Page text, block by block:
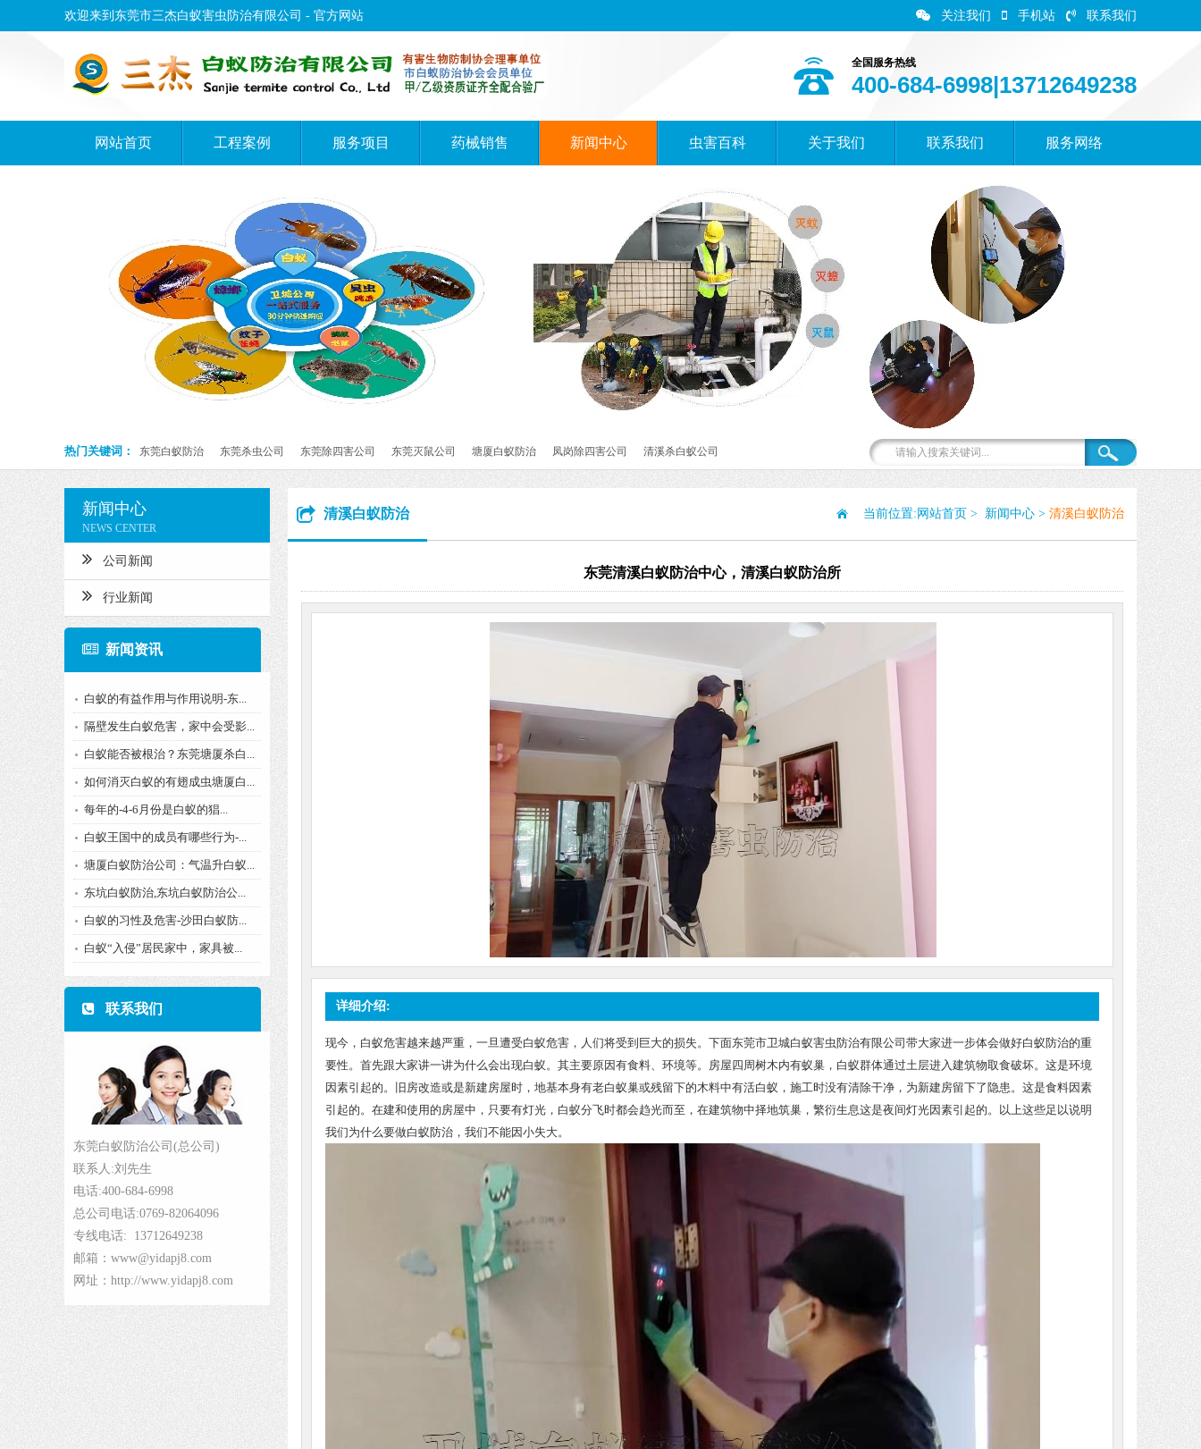
欢迎来到东莞市三杰白蚁害虫防治有限公司 - 官方网站 关注我们 手机站 联系我们
全国服务热线
400-684-6998|13712649238
网站首页 工程案例 服务项目 药械销售 新闻中心 虫害百科 关于我们 联系我们 服务网络
热门关键词： 东莞白蚁防治 东莞杀虫公司 东莞除四害公司 东莞灭鼠公司 塘厦白蚁防治 凤岗除四害公司 清溪杀白蚁公司
新闻中心
NEWS CENTER
公司新闻
行业新闻
新闻资讯
白蚁的有益作用与作用说明-东...
隔壁发生白蚁危害，家中会受影...
白蚁能否被根治？东莞塘厦杀白...
如何消灭白蚁的有翅成虫塘厦白...
每年的-4-6月份是白蚁的猖...
白蚁王国中的成员有哪些行为-...
塘厦白蚁防治公司：气温升白蚁...
东坑白蚁防治,东坑白蚁防治公...
白蚁的习性及危害-沙田白蚁防...
白蚁“入侵”居民家中，家具被...
联系我们
东莞白蚁防治公司(总公司)
联系人:刘先生
电话:400-684-6998
总公司电话:0769-82064096
专线电话: 13712649238
邮箱：www@yidapj8.com
网址：http://www.yidapj8.com
清溪白蚁防治 当前位置: 网站首页 > 新闻中心 > 清溪白蚁防治
东莞清溪白蚁防治中心，清溪白蚁防治所
详细介绍:
现今，白蚁危害越来越严重，一旦遭受白蚁危害，人们将受到巨大的损失。下面东莞市卫城白蚁害虫防治有限公司带大家进一步体会做好白蚁防治的重
要性。首先跟大家讲一讲为什么会出现白蚁。其主要原因有食料、环境等。房屋四周树木内有蚁巢，白蚁群体通过土层进入建筑物取食破坏。这是环境
因素引起的。旧房改造或是新建房屋时，地基本身有老白蚁巢或残留下的木料中有活白蚁，施工时没有清除干净，为新建房留下了隐患。这是食料因素
引起的。在建和使用的房屋中，只要有灯光，白蚁分飞时都会趋光而至，在建筑物中择地筑巢，繁衍生息这是夜间灯光因素引起的。以上这些足以说明
我们为什么要做白蚁防治，我们不能因小失大。